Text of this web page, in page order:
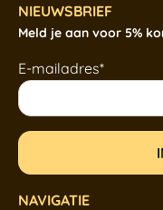
NIEUWSBRIEF
Meld je aan voor 5%
E-mailadres*
NAVIGATIE